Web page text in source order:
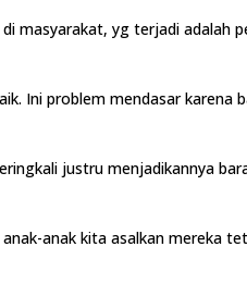
masyarakat, yg terjadi adalah
Ini problem mendasar karena
justru menjadikannya
anak kita asalkan mereka